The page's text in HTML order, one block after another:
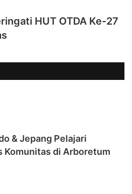
HUT OTDA Ke-27
& Jepang Pelajari
Komunitas di Arboretum